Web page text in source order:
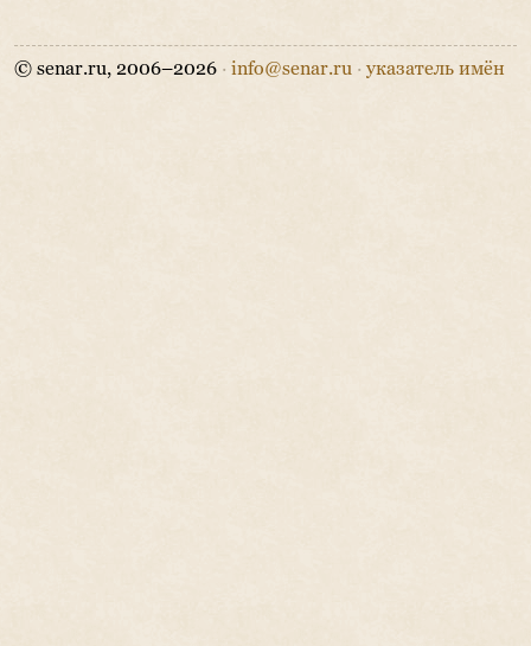
© senar.ru, 2006–2026 · info@senar.ru · указатель имён